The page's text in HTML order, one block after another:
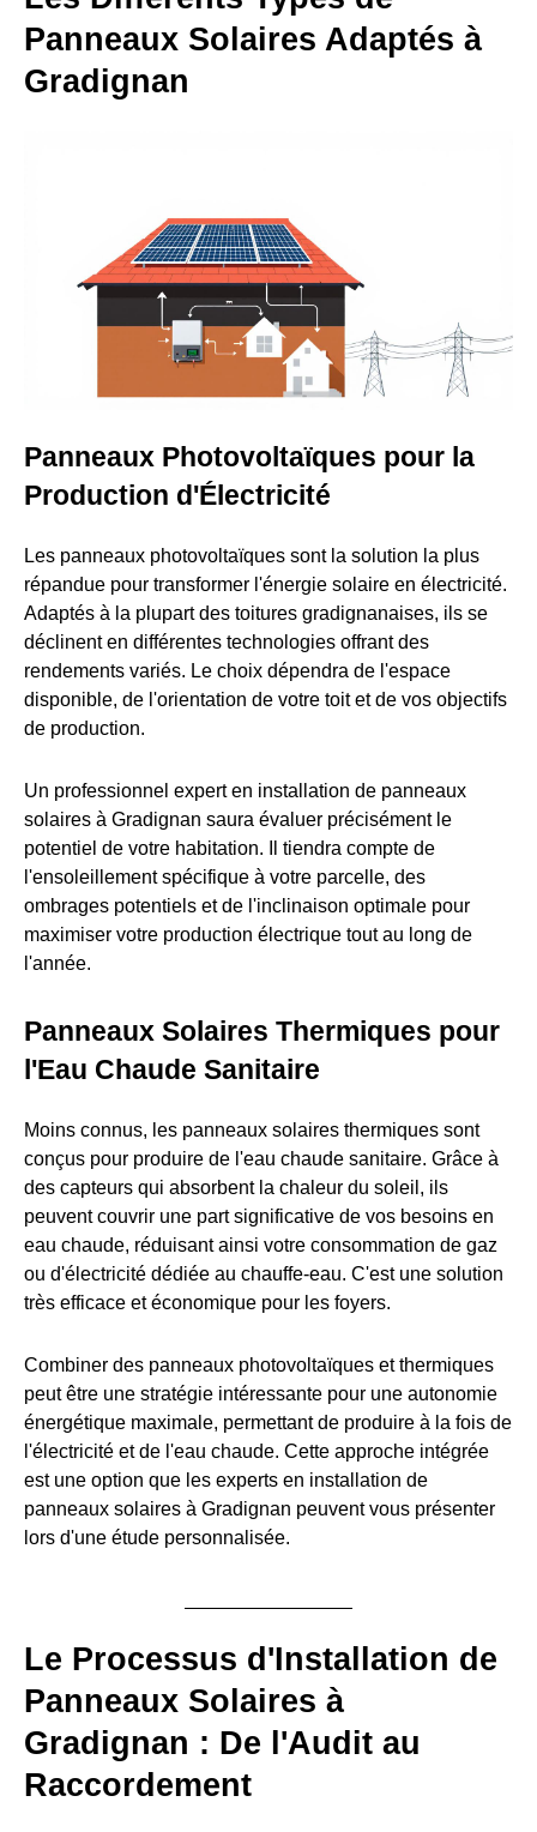
Panneaux Solaires Adaptés à
Gradignan
Panneaux Photovoltaïques pour la
Production d'Électricité
Les panneaux photovoltaïques sont la solution la plus
répandue pour transformer l'énergie solaire en électricité.
Adaptés à la plupart des toitures gradignanaises, ils se
déclinent en différentes technologies offrant des
rendements variés. Le choix dépendra de l'espace
disponible, de l'orientation de votre toit et de vos objectifs
de production.
Un professionnel expert en installation de panneaux
solaires à Gradignan saura évaluer précisément le
potentiel de votre habitation. Il tiendra compte de
l'ensoleillement spécifique à votre parcelle, des
ombrages potentiels et de l'inclinaison optimale pour
maximiser votre production électrique tout au long de
l'année.
Panneaux Solaires Thermiques pour
l'Eau Chaude Sanitaire
Moins connus, les panneaux solaires thermiques sont
conçus pour produire de l'eau chaude sanitaire. Grâce à
des capteurs qui absorbent la chaleur du soleil, ils
peuvent couvrir une part significative de vos besoins en
eau chaude, réduisant ainsi votre consommation de gaz
ou d'électricité dédiée au chauffe-eau. C'est une solution
très efficace et économique pour les foyers.
Combiner des panneaux photovoltaïques et thermiques
peut être une stratégie intéressante pour une autonomie
énergétique maximale, permettant de produire à la fois de
l'électricité et de l'eau chaude. Cette approche intégrée
est une option que les experts en installation de
panneaux solaires à Gradignan peuvent vous présenter
lors d'une étude personnalisée.
Le Processus d'Installation de
Panneaux Solaires à
Gradignan : De l'Audit au
Raccordement